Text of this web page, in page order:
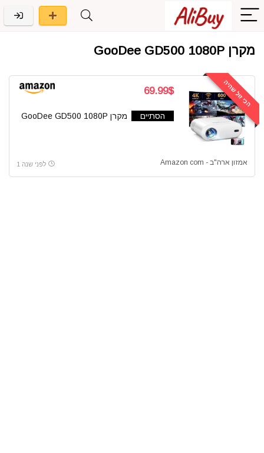
מקרן GooDee GD500 1080P
הכי זול שהיה 69.99$
הסתיים מקרן GooDee GD500 1080P
אמזון ארה"ב - Amazon com לפני שנה 1